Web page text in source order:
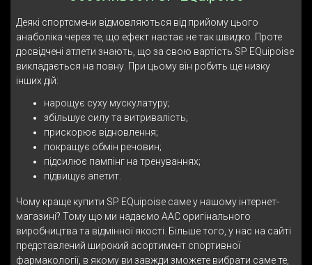
Деякі спортсмени відмовляються від прийому цього
анаболіка через те, що ефект настає не так швидко. Проте
досвідчені атлети знають, що за свою вартість SP EQuipoise
викладається на повну. При цьому він робить ще низку
інших дій:
нарощує суху мускулатуру;
збільшує силу та витривалість;
прискорює відновлення;
покращує обмін речовин;
підсилює пампінг на тренуваннях;
підвищує апетит.
Чому краще купити SP EQuipoise саме у нашому інтернет-
магазині? Тому що ми надаємо ААС оригінального
виробництва та відмінної якості. Більше того, у нас на сайті
представлений широкий асортимент спортивної
фармакології, в якому ви завжди зможете вибрати саме те,